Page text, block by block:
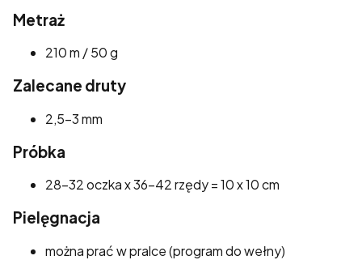
Metraż
210 m / 50 g
Zalecane druty
2,5–3 mm
Próbka
28–32 oczka x 36–42 rzędy = 10 x 10 cm
Pielęgnacja
można prać w pralce (program do wełny)